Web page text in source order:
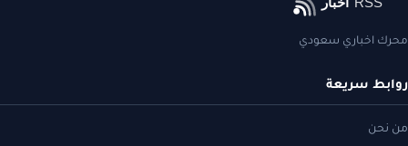
محرك اخباري سعودي
روابط سريعة
من نحن